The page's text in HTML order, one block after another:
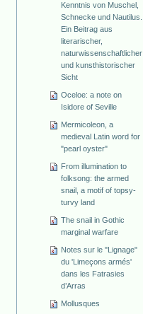
Kenntnis von Muschel,
Schnecke und Nautilus.
Ein Beitrag aus
literarischer,
naturwissenschaftlicher
und kunsthistorischer
Sicht
Oceloe: a note on
Isidore of Seville
Mermicoleon, a
medieval Latin word for
"pearl oyster"
From illumination to
folksong: the armed
snail, a motif of topsy-
turvy land
The snail in Gothic
marginal warfare
Notes sur le "Lignage"
du 'Limeçons armés'
dans les Fatrasies
d’Arras
Mollusques